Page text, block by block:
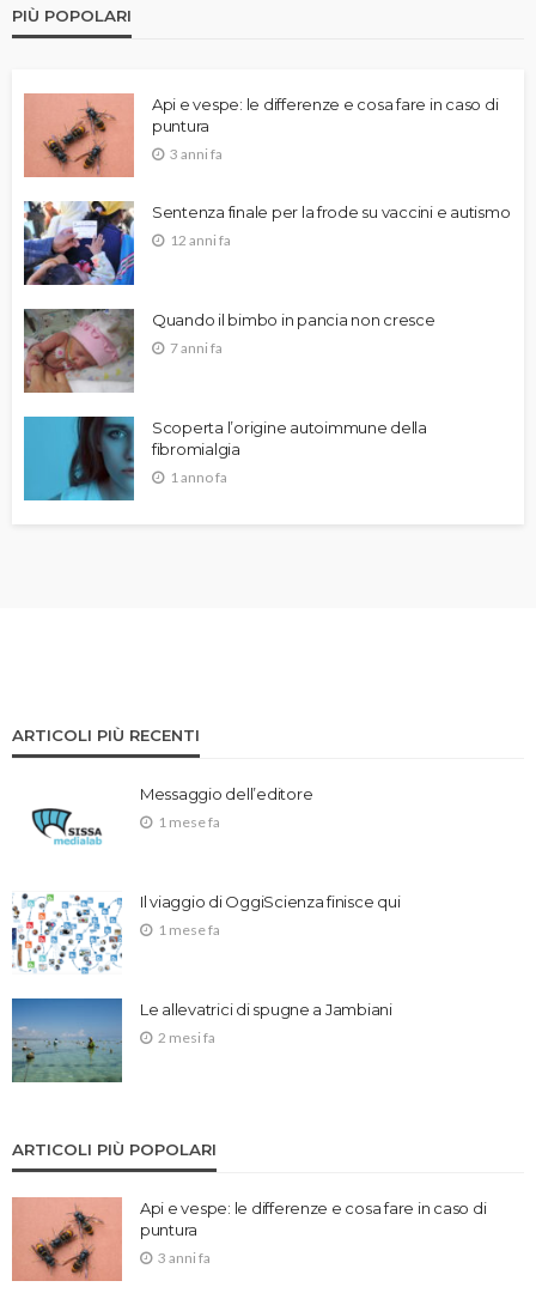
PIÙ POPOLARI
Api e vespe: le differenze e cosa fare in caso di
puntura
3 anni fa
Sentenza finale per la frode su vaccini e autismo
12 anni fa
Quando il bimbo in pancia non cresce
7 anni fa
Scoperta l’origine autoimmune della
fibromialgia
1 anno fa
ARTICOLI PIÙ RECENTI
Messaggio dell’editore
1 mese fa
Il viaggio di OggiScienza finisce qui
1 mese fa
Le allevatrici di spugne a Jambiani
2 mesi fa
ARTICOLI PIÙ POPOLARI
Api e vespe: le differenze e cosa fare in caso di
puntura
3 anni fa